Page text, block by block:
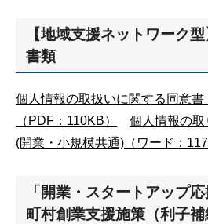
【地域支援ネットワーク
書類
個人情報の取扱いに関する同意書
（PDF：110KB）
個人情報の
(開業・小規模共通)（ワード：
「開業・スタートアップ
町村創業支援施策（利子補